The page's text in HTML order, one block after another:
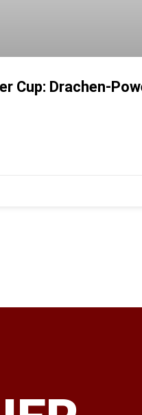
Cup: Drachen-